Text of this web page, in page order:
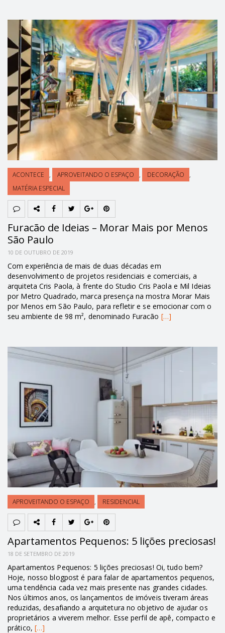
ACONTECE , APROVEITANDO O ESPAÇO , DECORAÇÃO
,
MATÉRIA ESPECIAL
Furacão de Ideias – Morar Mais por Menos
São Paulo
10 DE OUTUBRO DE 2019
Com experiência de mais de duas décadas em
desenvolvimento de projetos residenciais e comerciais, a
arquiteta Cris Paola, à frente do Studio Cris Paola e Mil Ideias
por Metro Quadrado, marca presença na mostra Morar Mais
por Menos em São Paulo, para refletir e se emocionar com o
seu ambiente de 98 m², denominado Furacão […]
APROVEITANDO O ESPAÇO , RESIDENCIAL
Apartamentos Pequenos: 5 lições preciosas!
18 DE SETEMBRO DE 2019
Apartamentos Pequenos: 5 lições preciosas! Oi, tudo bem?
Hoje, nosso blogpost é para falar de apartamentos pequenos,
uma tendência cada vez mais presente nas grandes cidades.
Nos últimos anos, os lançamentos de imóveis tiveram áreas
reduzidas, desafiando a arquitetura no objetivo de ajudar os
proprietários a viverem melhor. Esse perfil de apê, compacto e
prático,[…]